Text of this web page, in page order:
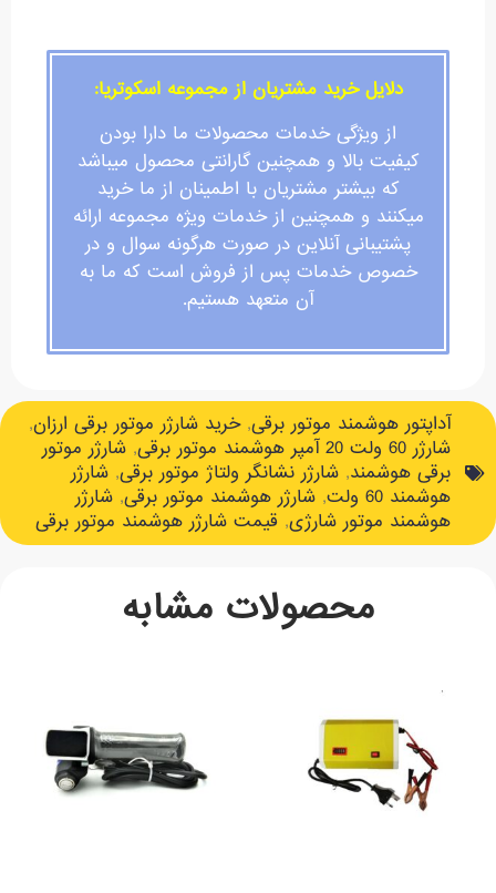
دلایل خرید مشتریان از مجموعه اسکوتریا:
از ویژگی خدمات محصولات ما دارا بودن
کیفیت بالا و همچنین گارانتی محصول میباشد
که بیشتر مشتریان با اطمینان از ما خرید
میکنند و همچنین از خدمات ویژه مجموعه ارائه
پشتیبانی آنلاین در صورت هرگونه سوال و در
خصوص خدمات پس از فروش است که ما به
آن متعهد هستیم.
آداپتور هوشمند موتور برقی,خرید شارژر موتور برقی ارزان,
شارژر 60 ولت 20 آمپر هوشمند موتور برقی
, شارژر موتور
برقی هوشمند, شارژر نشانگر ولتاژ موتور برقی, شارژر
هوشمند 60 ولت
, شارژر هوشمند موتور برقی, شارژر
هوشمند موتور شارژی, قیمت شارژر هوشمند موتور برقی
محصولات مشابه